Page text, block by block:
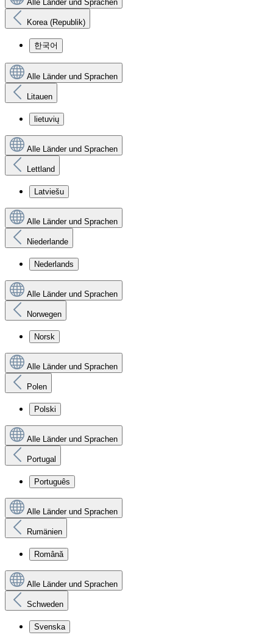
Alle Länder und Sprachen
Korea (Republik)
한국어
Alle Länder und Sprachen
Litauen
lietuvių
Alle Länder und Sprachen
Lettland
Latviešu
Alle Länder und Sprachen
Niederlande
Nederlands
Alle Länder und Sprachen
Norwegen
Norsk
Alle Länder und Sprachen
Polen
Polski
Alle Länder und Sprachen
Portugal
Português
Alle Länder und Sprachen
Rumänien
Română
Alle Länder und Sprachen
Schweden
Svenska